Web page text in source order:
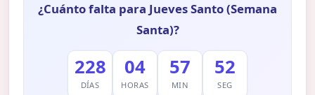
¿Cuánto falta para Jueves Santo (Semana
Santa)?
228
DÍAS
04
HORAS
57
MIN
51
SEG